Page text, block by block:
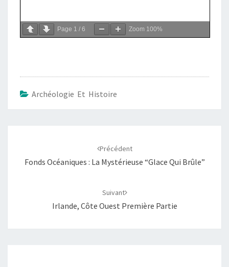
Page 1 / 6 Zoom 100%
Archéologie Et Histoire
Précédent
Fonds Océaniques : La Mystérieuse “Glace Qui Brûle”
Suivant
Irlande, Côte Ouest Première Partie